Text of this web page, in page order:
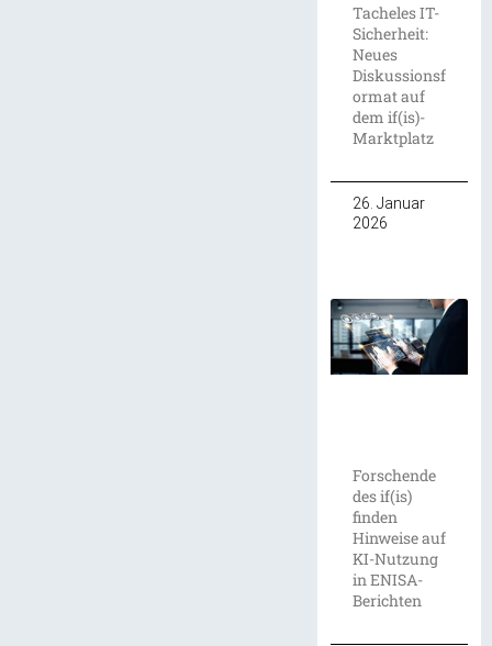
Tacheles IT-
Sicherheit:
Neues
Diskussionsf
ormat auf
dem if(is)-
Marktplatz
26. Januar
2026
Forschende
des if(is)
finden
Hinweise auf
KI-Nutzung
in ENISA-
Berichten